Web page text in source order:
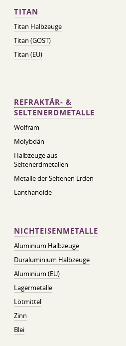
TITAN
Titan Halbzeuge
Titan (GOST)
Titan (EU)
REFRAKTÄR- &
SELTENERDMETALLE
Wolfram
Molybdän
Halbzeuge aus
Seltenerdmetallen
Metalle der Seltenen Erden
Lanthanoide
NICHTEISENMETALLE
Aluminium Halbzeuge
Duraluminium Halbzeuge
Aluminium (EU)
Lagermetalle
Lötmittel
Zinn
Blei